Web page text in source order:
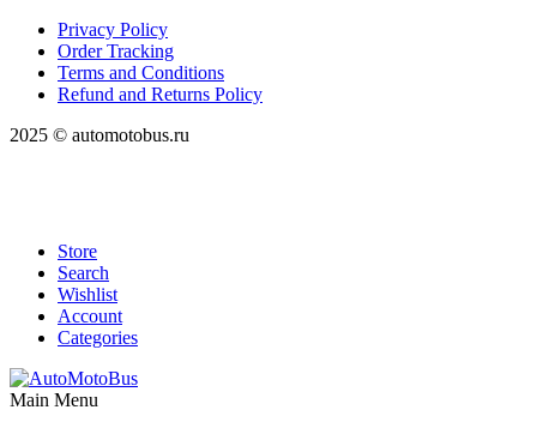
Privacy Policy
Order Tracking
Terms and Conditions
Refund and Returns Policy
2025 © automotobus.ru
Store
Search
Wishlist
Account
Categories
Main Menu